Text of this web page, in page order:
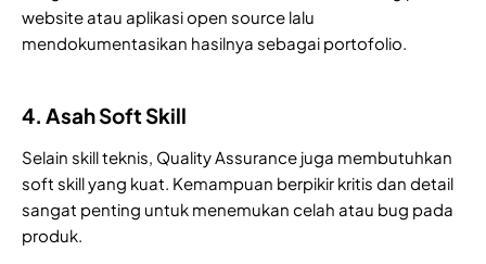
website atau aplikasi open source lalu
mendokumentasikan hasilnya sebagai portofolio.
4. Asah Soft Skill
Selain skill teknis, Quality Assurance juga membutuhkan
soft skill yang kuat. Kemampuan berpikir kritis dan detail
sangat penting untuk menemukan celah atau bug pada
produk.